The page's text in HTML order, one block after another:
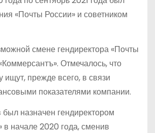
«Почты России» и советником
смене гендиректора «Почты
Отмечалось, что
ищут, прежде всего, в связи
показателями компании.
назначен гендиректором
в начале 2020 года, сменив